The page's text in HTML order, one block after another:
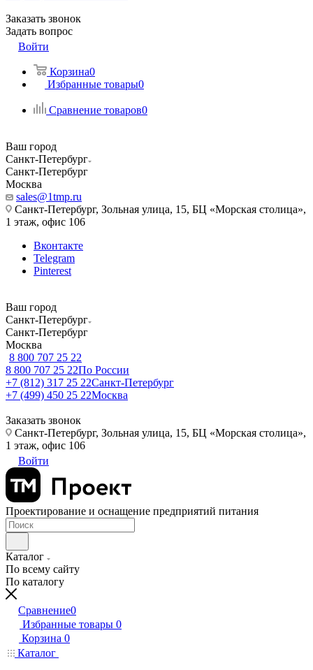
Заказать звонок
Задать вопрос
Войти
Корзина0
Избранные товары0
Сравнение товаров0
Ваш город
Санкт-Петербург
Санкт-Петербург
Москва
sales@1tmp.ru
Санкт-Петербург, Зольная улица, 15, БЦ «Морская столица»,
1 этаж, офис 106
Вконтакте
Telegram
Pinterest
Ваш город
Санкт-Петербург
Санкт-Петербург
Москва
8 800 707 25 22
8 800 707 25 22По России
+7 (812) 317 25 22Санкт-Петербург
+7 (499) 450 25 22Москва
Заказать звонок
Санкт-Петербург, Зольная улица, 15, БЦ «Морская столица»,
1 этаж, офис 106
Войти
Проектирование и оснащение предприятий питания
Каталог
По всему сайту
По каталогу
Сравнение0
Избранные товары 0
Корзина 0
Каталог